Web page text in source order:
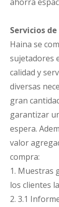
Servicios
Haina se
sujetadores
calidad y
diversas
gran
garantizar
espera.
valor
compra:
1. Muestras
los clientes
2. 3.1